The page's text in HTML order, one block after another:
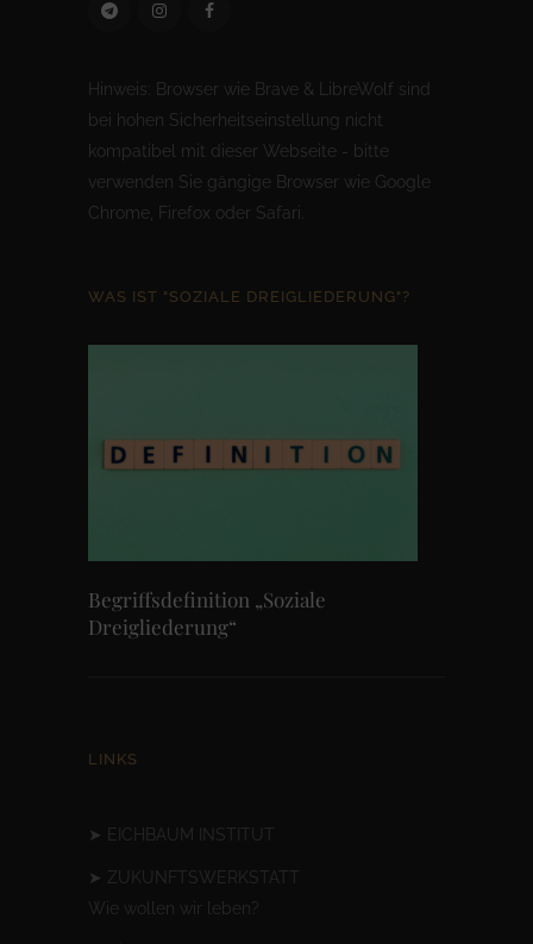
Hinweis: Browser wie Brave & LibreWolf sind
bei hohen Sicherheitseinstellung nicht
kompatibel mit dieser Webseite - bitte
verwenden Sie gängige Browser wie Google
Chrome, Firefox oder Safari.
WAS IST "SOZIALE DREIGLIEDERUNG"?
Begriffsdefinition „Soziale
Dreigliederung“
LINKS
➤ EICHBAUM INSTITUT
➤ ZUKUNFTSWERKSTATT
Wie wollen wir leben?